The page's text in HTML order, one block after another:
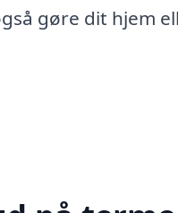
gøre dit hjem